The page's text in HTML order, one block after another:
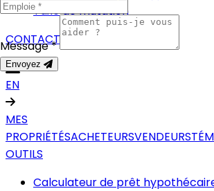
Taxe de mutation
CONTACT
EN
MES
PROPRIÉTÉSACHETEURSVENDEURS
OUTILS
Calculateur de prêt
Message *
Envoyez